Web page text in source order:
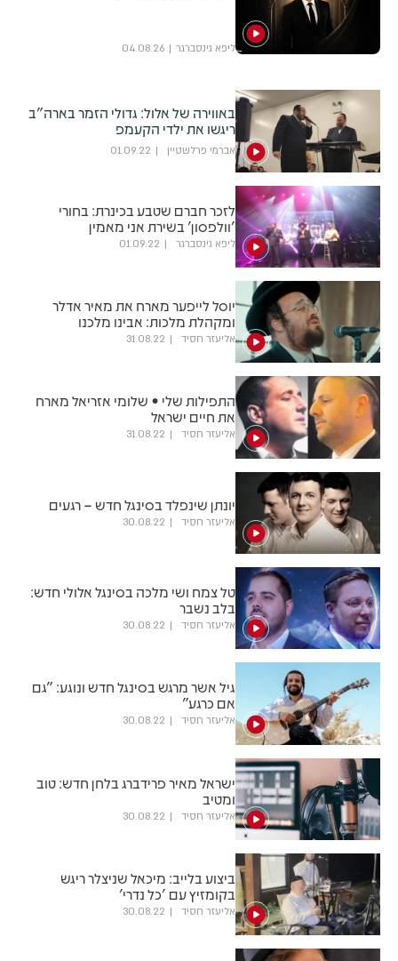
ליפא גינסברגר 04.08.26
באווירה של אלול: גדולי הזמר בארה"ב
ריגשו את ילדי הקעמפ
אברמי פרלשטיין 01.09.22
לזכר חברם שטבע בכינרת: בחורי
'וולפסון' בשירת אני מאמין
ליפא גינסברגר 01.09.22
יוסל לייפער מארח את מאיר אדלר
ומקהלת מלכות: אבינו מלכנו
אליעזר חסיד 31.08.22
התפילות שלי • שלומי אזריאל מארח
את חיים ישראל
אליעזר חסיד 31.08.22
יונתן שינפלד בסינגל חדש – רגעים
אליעזר חסיד 30.08.22
טל צמח ושי מלכה בסינגל אלולי חדש:
בלב נשבר
אליעזר חסיד 30.08.22
גיל אשר מרגש בסינגל חדש ונוגע: "גם
אם כרגע"
אליעזר חסיד 30.08.22
ישראל מאיר פרידברג בלחן חדש: טוב
ומטיב
אליעזר חסיד 30.08.22
ביצוע בלייב: מיכאל שניצלר ריגש
בקומזיץ עם 'כל נדרי'
אליעזר חסיד 30.08.22